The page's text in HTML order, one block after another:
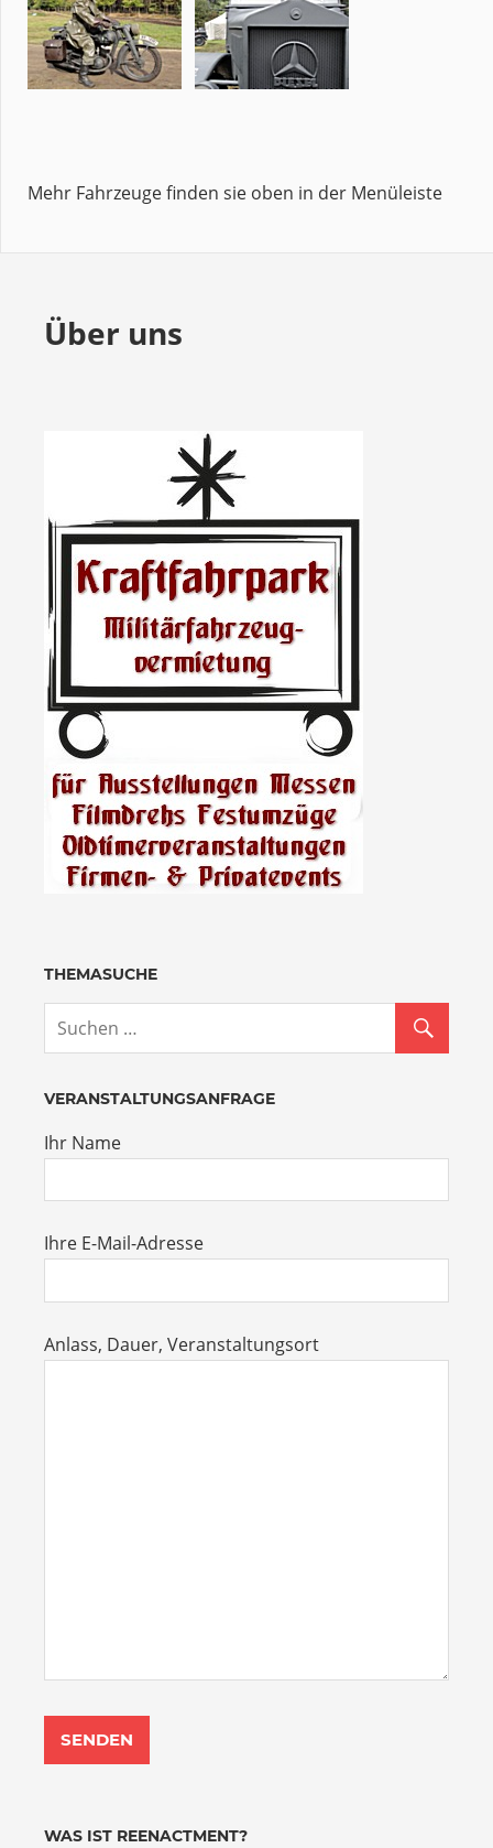
Mehr Fahrzeuge finden sie oben in der Menüleiste
Über uns
THEMASUCHE
VERANSTALTUNGSANFRAGE
Ihr Name
Ihre E-Mail-Adresse
Anlass, Dauer, Veranstaltungsort
WAS IST REENACTMENT?